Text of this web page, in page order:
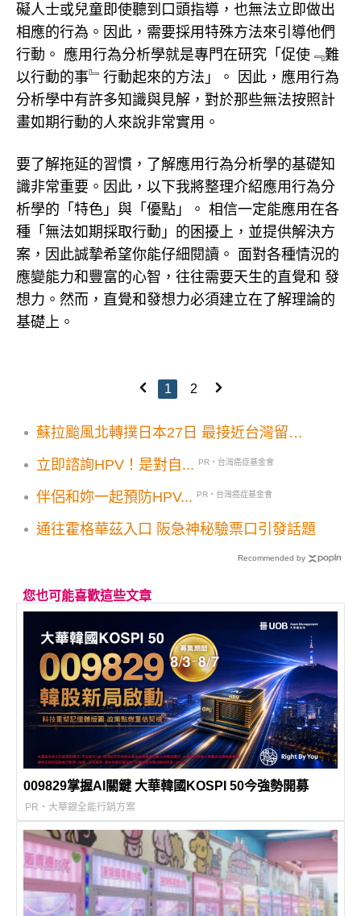
礙人士或兒童即使聽到口頭指導，也無法立即做出
相應的行為。因此，需要採用特殊方法來引導他們
行動。 應用行為分析學就是專門在研究「促使﹃難
以行動的事﹄行動起來的方法」。 因此，應用行為
分析學中有許多知識與見解，對於那些無法按照計
畫如期行動的人來說非常實用。
要了解拖延的習慣，了解應用行為分析學的基礎知
識非常重要。因此，以下我將整理介紹應用行為分
析學的「特色」與「優點」。 相信一定能應用在各
種「無法如期採取行動」的困擾上，並提供解決方
案，因此誠摯希望你能仔細閱讀。 面對各種情況的
應變能力和豐富的心智，往往需要天生的直覺和 發
想力。然而，直覺和發想力必須建立在了解理論的
基礎上。
1 2
蘇拉颱風北轉撲日本27日 最接近台灣留意
立即諮詢HPV！是對自...
PR・台灣癌症基金會
伴侶和妳一起預防HPV... PR・台灣癌症基金會
通往霍格華茲入口 阪急神秘驗票口引發話題
Recommended by
您也可能喜歡這些文章
009829掌握AI關鍵 大華韓國KOSPI 50今強勢開募
PR・大華銀全能行銷方案